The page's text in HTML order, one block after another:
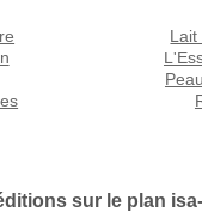
Lait
sur le plan